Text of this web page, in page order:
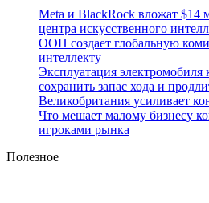
Meta и BlackRock вложат $14
центра искусственного
ООН создает глобальную
интеллекту
Эксплуатация электромобиля
сохранить запас хода и
Великобритания усиливает
Что мешает малому бизнесу
игроками рынка
Полезное